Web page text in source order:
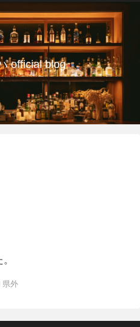
official blog
県外